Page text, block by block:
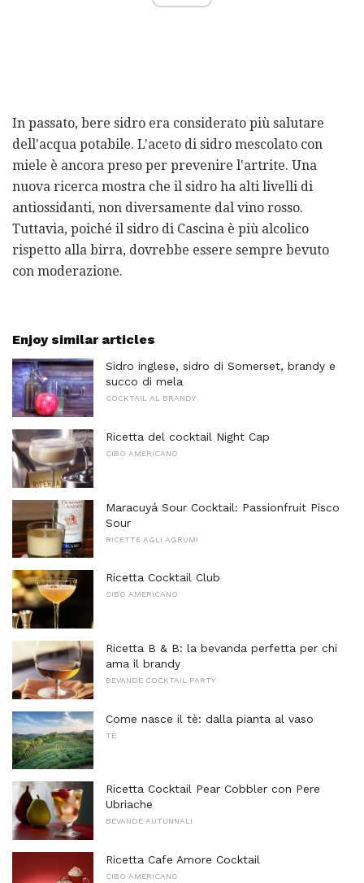
In passato, bere sidro era considerato più salutare
dell'acqua potabile. L'aceto di sidro mescolato con
miele è ancora preso per prevenire l'artrite. Una
nuova ricerca mostra che il sidro ha alti livelli di
antiossidanti, non diversamente dal vino rosso.
Tuttavia, poiché il sidro di Cascina è più alcolico
rispetto alla birra, dovrebbe essere sempre bevuto
con moderazione.
Enjoy similar articles
Sidro inglese, sidro di Somerset, brandy e
succo di mela
COCKTAIL AL BRANDY
Ricetta del cocktail Night Cap
CIBO AMERICANO
Maracuyá Sour Cocktail: Passionfruit Pisco
Sour
RICETTE AGLI AGRUMI
Ricetta Cocktail Club
CIBO AMERICANO
Ricetta B & B: la bevanda perfetta per chi
ama il brandy
BEVANDE COCKTAIL PARTY
Come nasce il tè: dalla pianta al vaso
TÈ
Ricetta Cocktail Pear Cobbler con Pere
Ubriache
BEVANDE AUTUNNALI
Ricetta Cafe Amore Cocktail
CIBO AMERICANO